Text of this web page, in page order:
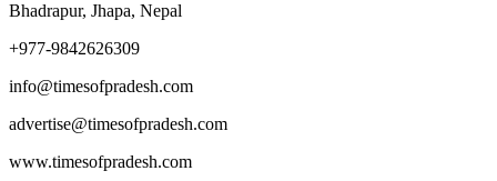
Bhadrapur, Jhapa, Nepal
+977-9842626309
info@timesofpradesh.com
advertise@timesofpradesh.com
www.timesofpradesh.com